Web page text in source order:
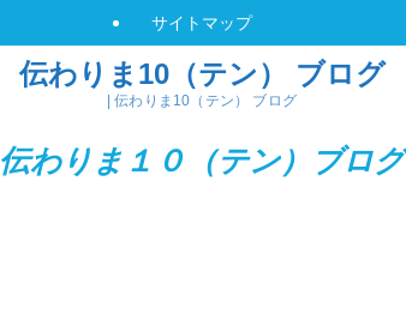
伝わりま10（テン） ブログ
| 伝わりま10（テン） ブログ
サイトマップ
伝わりま１０（テン） ブログ